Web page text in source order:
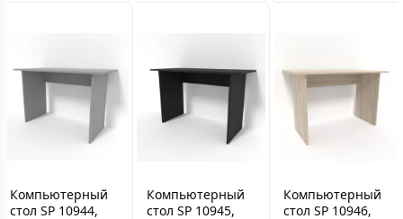
Компьютерный
стол SP 10944,
Компьютерный
стол SP 10945,
Компьютерный
стол SP 10946,